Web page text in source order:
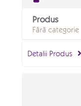
Produs
Fără categorie
Detalii Produs